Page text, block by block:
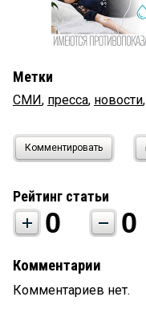
Метки
СМИ, пресса, новости,
Комментировать
Рейтинг статьи
0 0
Комментарии
Комментариев нет.